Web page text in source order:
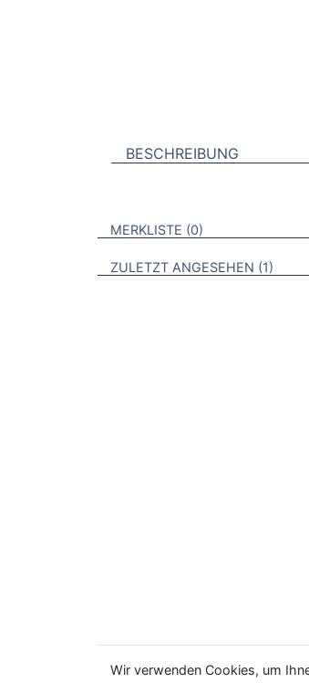
BESCHREIBUNG
VERWEISE AUF
MERKLISTE 0
ZULETZT ANGESEHEN 1
Wir verwenden Cookies, um